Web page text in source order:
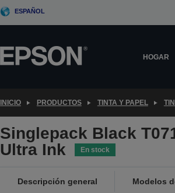
ESPAÑOL
HOGAR
INICIO PRODUCTOS TINTA Y PAPEL
Singlepack Black
Ultra Ink
En stock
Descripción general Modelos